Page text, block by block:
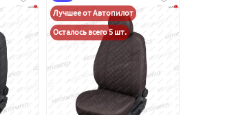
Лучшее от Автопилот
Осталось всего 5 шт.